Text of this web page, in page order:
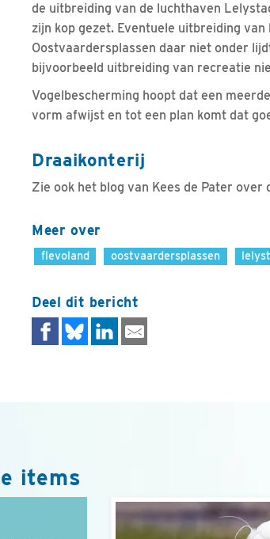
de uitbreiding van de luchthaven
zijn kop gezet. Eventuele uitbreiding
Oostvaardersplassen daar niet onder
bijvoorbeeld uitbreiding van recreatie
Vogelbescherming hoopt dat een
vorm afwijst en tot een plan komt dat
Draaikonterij
Zie ook het blog van Kees de Pater over
Meer over
flevoland oostvaardersplassen
Deel dit bericht
items